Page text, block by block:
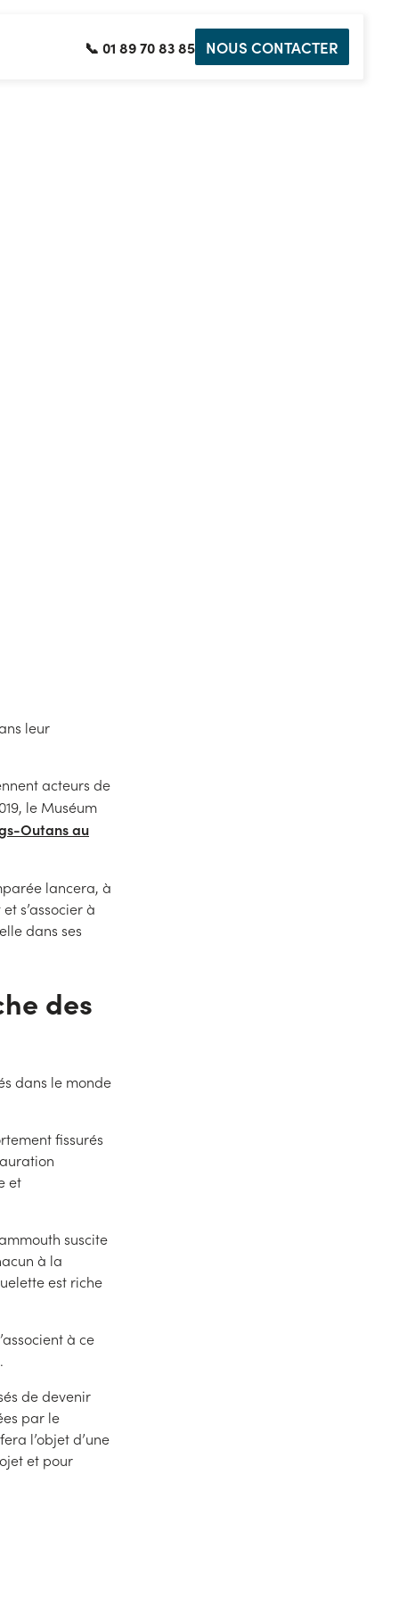
📞 01 89 70 83 85 NOUS CONTACTER
leur
acteurs de
le Muséum
Outans au
lancera, à
s’associer à
dans ses
des
dans le monde
fissurés
et
suscite
à la
est riche
à ce
de devenir
par le
l’objet d’une
et pour